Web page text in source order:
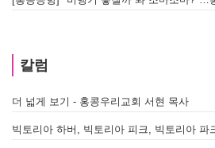
칼럼
더 넓게 보기 - 홍콩우리교회 서현 목사